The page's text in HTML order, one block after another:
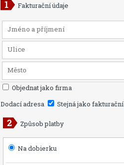
Fakturační údaje
Objednat jako firma
Dodací adresa
Stejná jako fakturační
Způsob platby
Na dobierku